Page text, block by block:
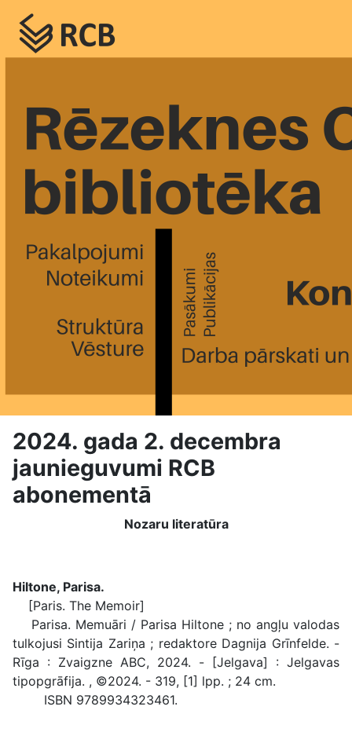
2024. gada 2. decembra
jaunieguvumi RCB
abonementā
Nozaru literatūra
Hiltone, Parisa.
[Paris. The Memoir]
Parisa. Memuāri / Parisa Hiltone ; no angļu valodas
tulkojusi Sintija Zariņa ; redaktore Dagnija Grīnfelde. -
Rīga : Zvaigzne ABC, 2024. - [Jelgava] : Jelgavas
tipopgrāfija. , ©2024. - 319, [1] lpp. ; 24 cm.
ISBN 9789934323461.